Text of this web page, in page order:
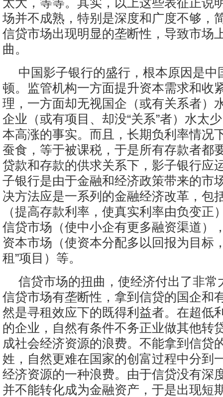
场并不成熟，特别是深度和广度不够，
信贷市场出现明显的垄断性，导致市场
曲。
中国影子银行的盛行，根本原因是中
顿。监管机构一方面提升资本需求和收
理，一方面却无视国企（或有关系者）
企业（或有项目、却没“关系”者）水太
本高涨的事实。而且，长期负利率情况
蚕食，等于被课税，于是所有存款者都
贷款和存款的供求关系下，影子银行应
子银行是由于金融和经济政策带来的市
决方法应是一系列的金融经济改革，包
（提高存款利率，使真实利率由负变正
信贷市场（使中小企有更多融资渠道）
资本市场（使资本分配多以回报为目标
租”项目）等。
信贷市场的扭曲，使经济付出了非常
信贷市场有垄断性，拿到信贷的国企和
然是寻租效应下的既得利益者。在超低
的企业，自然有条件不务正业做其他转
成社会经济资源的浪费。不能拿到信贷
姓，自然更难在国家的创富过程中分到
经济资源的一种浪费。由于信贷没有深
并不能转化成为金融资产，于是出现短